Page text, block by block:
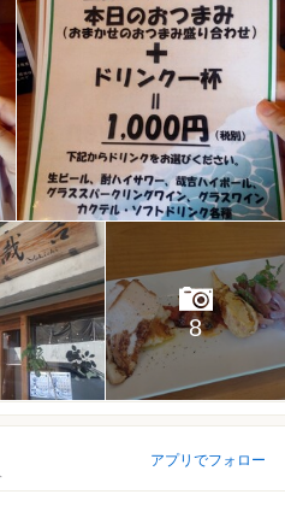
8
アプリでフォロー